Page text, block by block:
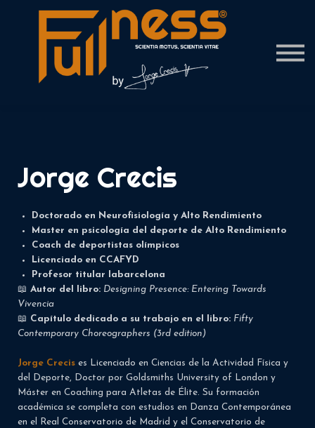
Contact Us
About us
Sign in
Jorge Crecis
Doctorado en Neurofisiología y Alto Rendimiento
Master en psicología del deporte de Alto Rendimiento
Coach de deportistas olímpicos
Licenciado en CCAFYD
Profesor titular Iabarcelona
📖 Autor del libro: Designing Presence: Entering Towards
Vivencia
📖 Capítulo dedicado a su trabajo en el libro: Fifty
Contemporary Choreographers (3rd edition)
Jorge Crecis es Licenciado en Ciencias de la Actividad Física y
del Deporte, Doctor por Goldsmiths University of London y
Máster en Coaching para Atletas de Élite. Su formación
académica se completa con estudios en Danza Contemporánea
en el Real Conservatorio de Madrid y el Conservatorio de